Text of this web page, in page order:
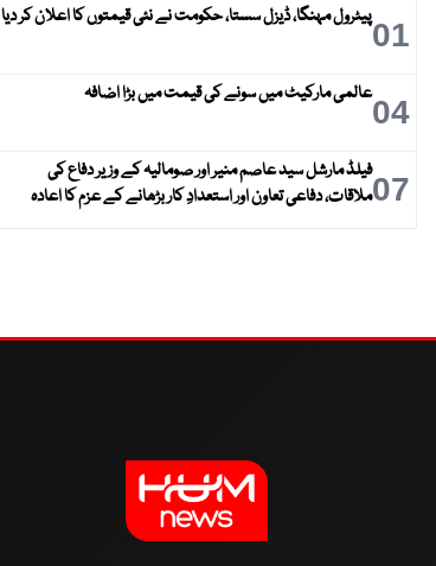
01پیٹرول مہنگا، ڈیزل سستا، حکومت نے نئی قیمتوں کا اعلان کر دیا
04عالمی مارکیٹ میں سونے کی قیمت میں بڑا اضافہ
07فیلڈ مارشل سید عاصم منیر اور صومالیہ کے وزیر دفاع کی
ملاقات، دفاعی تعاون اور استعدادِ کار بڑھانے کے عزم کا اعادہ